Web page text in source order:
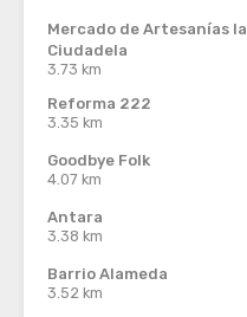
Mercado de Artesanías la
Ciudadela
3.73 km
Reforma 222
3.35 km
Goodbye Folk
4.07 km
Antara
3.38 km
Barrio Alameda
3.52 km